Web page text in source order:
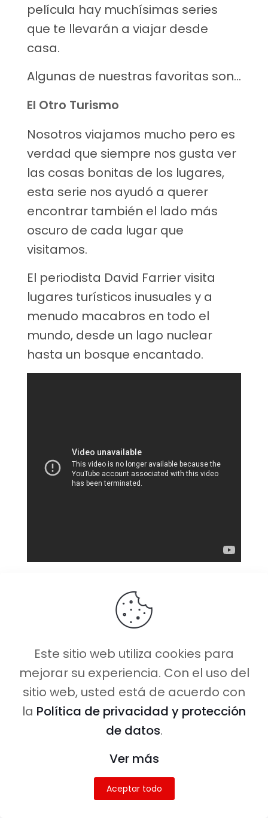
película hay muchísimas series
que te llevarán a viajar desde
casa.
Algunas de nuestras favoritas son…
El Otro Turismo
Nosotros viajamos mucho pero es
verdad que siempre nos gusta ver
las cosas bonitas de los lugares,
esta serie nos ayudó a querer
encontrar también el lado más
oscuro de cada lugar que
visitamos.
El periodista David Farrier visita
lugares turísticos inusuales y a
menudo macabros en todo el
mundo, desde un lago nuclear
hasta un bosque encantado.
extraordinarios que buscan la
fotografía perfecta y te llevan a
rincones espectaculares y
desconocidos de la Tierra
Uno de nuestros capítulos
favoritos es Tribus, donde el
fotógrafo Art Wolfe documenta las
Este sitio web utiliza cookies para
mejorar su experiencia. Con el uso del
sitio web, usted está de acuerdo con
la Política de privacidad y protección
de datos.
Ver más
Aceptar todo